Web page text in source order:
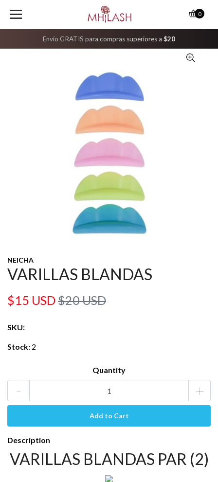
Envío GRATIS para compras superiores a $20
0
NEICHA
VARILLAS BLANDAS
$15 USD$20 USD
SKU:
Stock: 2
Quantity
- +
Description
VARILLAS BLANDAS PAR (2)